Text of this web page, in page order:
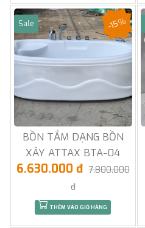
Sale
BỒN TẮM DẠNG BỒN
XÂY ATTAX BTA-04
-15%
6.630.000 đ 7.800.000
đ
THÊM VÀO GIỎ HÀNG